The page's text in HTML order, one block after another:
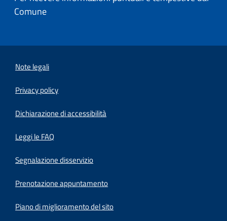
Comune
Note legali
Privacy policy
Dichiarazione di accessibilità
Leggi le FAQ
Segnalazione disservizio
Prenotazione appuntamento
Piano di miglioramento del sito